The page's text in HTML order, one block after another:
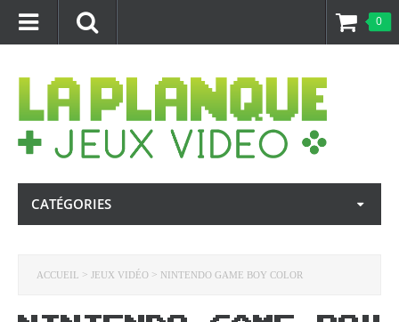
0
CATÉGORIES
ACCUEIL > JEUX VIDÉO > NINTENDO GAME BOY COLOR